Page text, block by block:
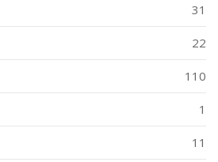
31
22
110
1
11